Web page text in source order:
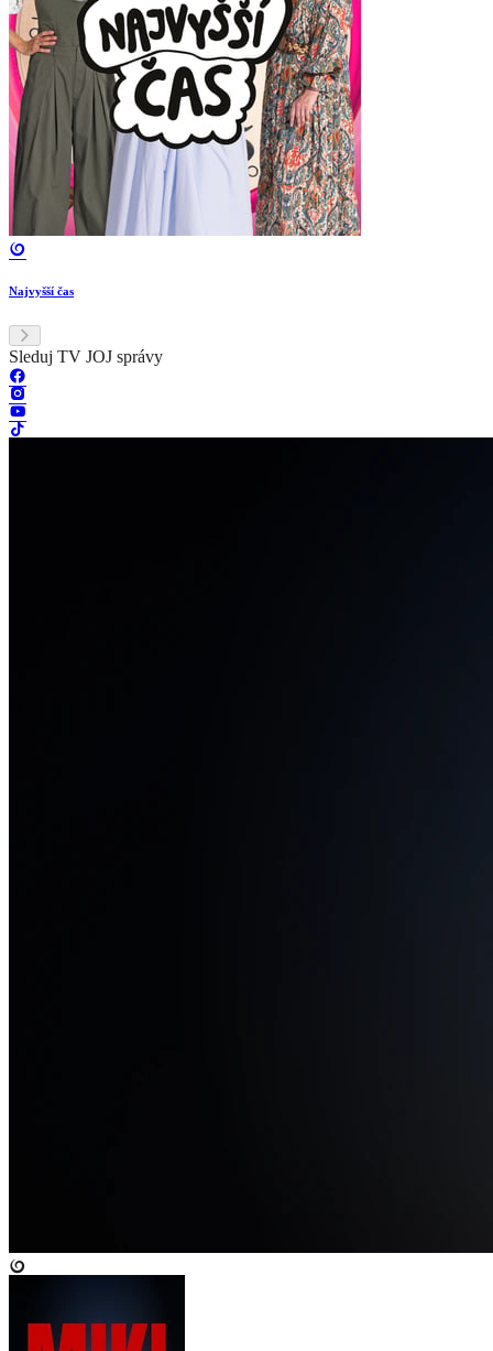
Najvyšší čas
Sleduj TV JOJ správy